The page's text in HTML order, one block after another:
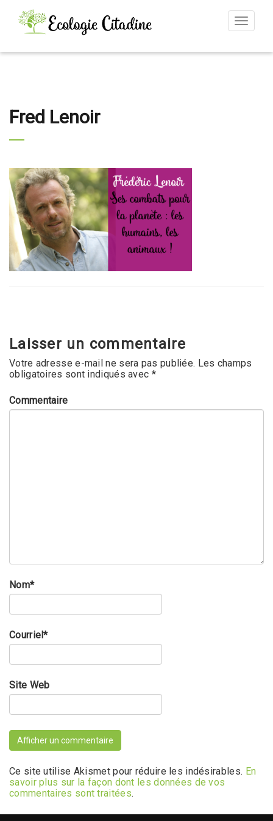
Toggle
Fred Lenoir
Laisser un commentaire
Votre adresse e-mail ne sera pas publiée. Les champs
obligatoires sont indiqués avec *
Commentaire
Nom*
Courriel*
Site Web
Ce site utilise Akismet pour réduire les indésirables. En
savoir plus sur la façon dont les données de vos
commentaires sont traitées.